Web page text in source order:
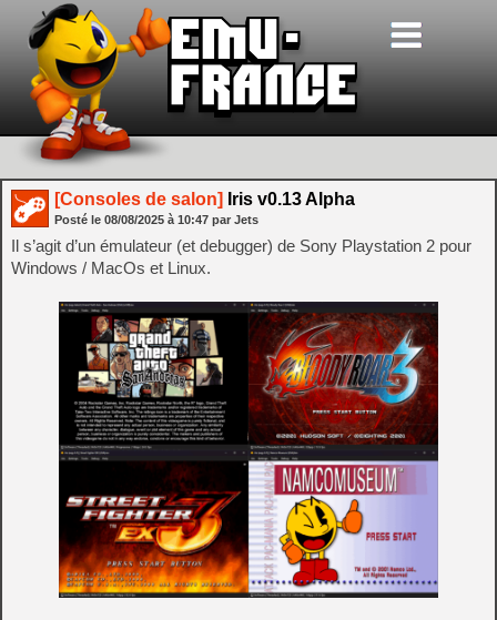
[Consoles de salon] Iris v0.13 Alpha
Posté le 08/08/2025 à 10:47 par Jets
Il s’agit d’un émulateur (et debugger) de Sony Playstation 2 pour
Windows / MacOs et Linux.